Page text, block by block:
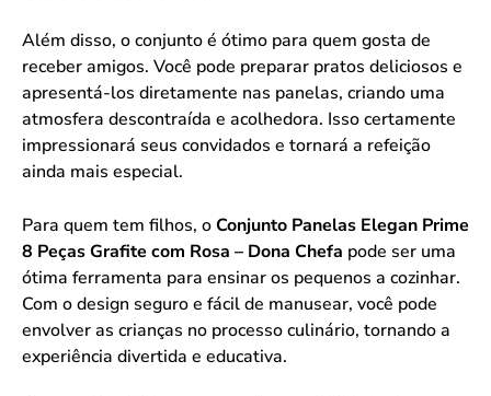
Além disso, o conjunto é ótimo para quem gosta de
receber amigos. Você pode preparar pratos deliciosos e
apresentá-los diretamente nas panelas, criando uma
atmosfera descontraída e acolhedora. Isso certamente
impressionará seus convidados e tornará a refeição
ainda mais especial.
Para quem tem filhos, oConjunto Panelas Elegan Prime
8 Peças Grafite com Rosa – Dona Chefa pode ser uma
ótima ferramenta para ensinar os pequenos a cozinhar.
Com o design seguro e fácil de manusear, você pode
envolver as crianças no processo culinário, tornando a
experiência divertida e educativa.